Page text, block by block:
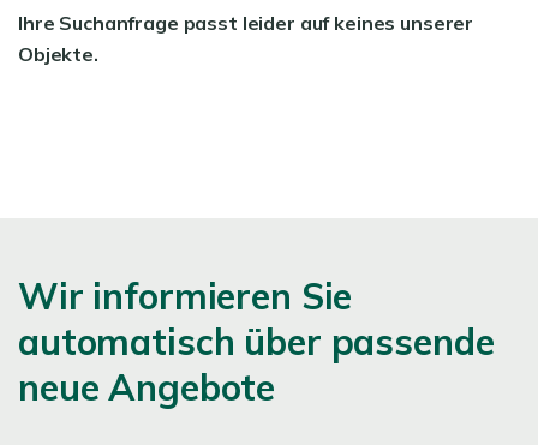
Ihre Suchanfrage passt leider auf keines unserer
Objekte.
Wir informieren Sie
automatisch über passende
neue Angebote